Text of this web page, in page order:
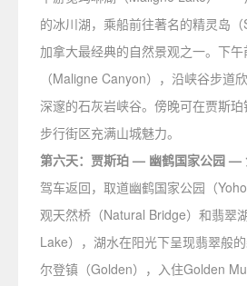
的冰川湖，乘船前往著名的精灵岛
加拿大最经典的自然景观之一。下
（Maligne Canyon），沿峡谷步道
深邃的石灰岩峡谷。傍晚可在贾斯
步行街区充满山城魅力。
第六天：贾斯珀 — 幽鹤国家公园 —
驾车返回，取道幽鹤国家公园（
观天然桥（Natural Bridge）和翡翠
Lake），湖水在阳光下呈现翡翠般
尔登镇（Golden），入住Golden